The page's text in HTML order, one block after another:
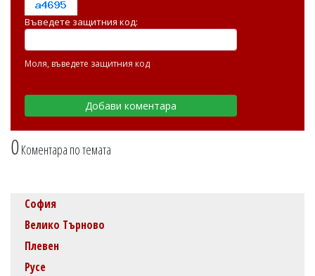
0Коментара по темата
Въведете защитния код:
Моля, въведете защитния код
София
Велико Търново
Плевен
Русе